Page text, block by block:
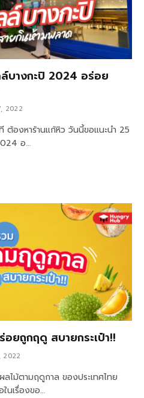
บางกะปิ 2024 อร่อย
2022
ต้องหาร้านแก้หิว วันนี้ขอแนะนำ 25
อ…
ยถูกฤดู สบายกระเป๋า!!
2022
ไม้ตามฤดูกาล ของประเทศไทย
ในเรื่องขอ…